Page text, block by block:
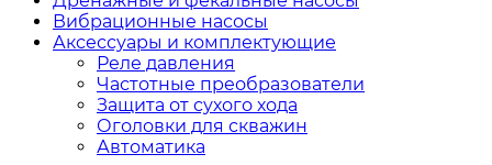
Вибрационные насосы
Аксессуары и комплектующие
Реле давления
Частотные преобразователи
Защита от сухого хода
Оголовки для скважин
Автоматика